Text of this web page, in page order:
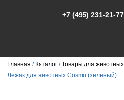
+7 (495) 231-21-77
Главная Каталог Товары для животных
Лежак для животных Cosmo (зеленый)